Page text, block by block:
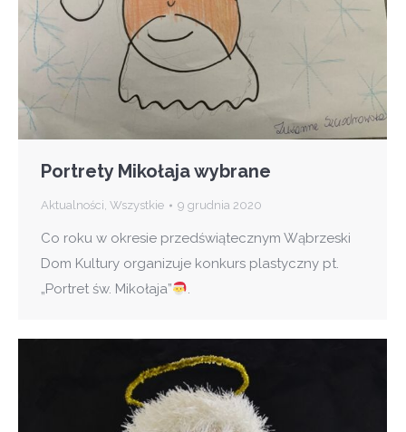
Portrety Mikołaja wybrane
Aktualności, Wszystkie 9 grudnia 2020
Co roku w okresie przedświątecznym Wąbrzeski
Dom Kultury organizuje konkurs plastyczny pt.
„Portret św. Mikołaja”
.